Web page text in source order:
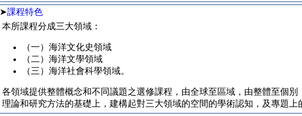
➤課程特色
本所課程分成三大領域：
（一）海洋文化史領域
（二）海洋文學領域
（三）海洋社會科學領域。
各領域提供整體概念和不同議題之選修課程，由全球至區域，由整體至個
理論和研究方法的基礎上，建構起對三大領域的空間的學術認知，及專題上